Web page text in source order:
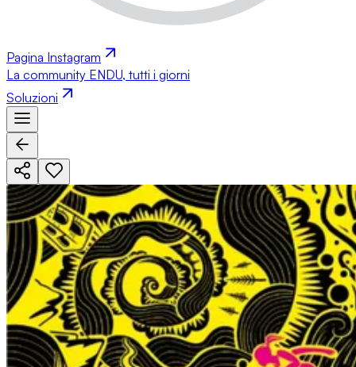
Pagina Instagram
La community ENDU, tutti i giorni
Soluzioni